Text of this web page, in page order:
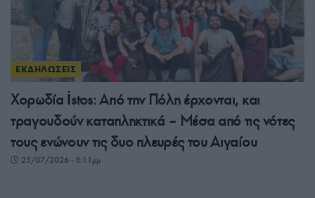
ΕΚΔΗΛΩΣΕΙΣ
Χορωδία İstos: Από την Πόλη έρχονται, και
τραγουδούν καταπληκτικά – Μέσα από τις νότες
τους ενώνουν τις δυο πλευρές του Αιγαίου
25/07/2026 - 8:11μμ